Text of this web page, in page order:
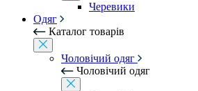
Черевики
Одяг
Каталог товарів
Чоловічий одяг
Чоловічий одяг